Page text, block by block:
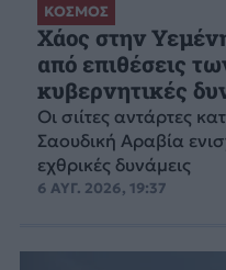
ΚΟΣΜΟΣ
Χάος στην
από επιθέσεις
κυβερνητικές
Οι σιίτες αντάρτες
Σαουδική Αραβία
εχθρικές δυνάμεις
6 ΑΥΓ. 2026, 19:37